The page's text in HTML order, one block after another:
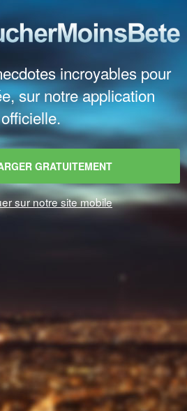
incroyables pour
sur notre application
officielle.
GRATUITEMENT
sur notre site mobile